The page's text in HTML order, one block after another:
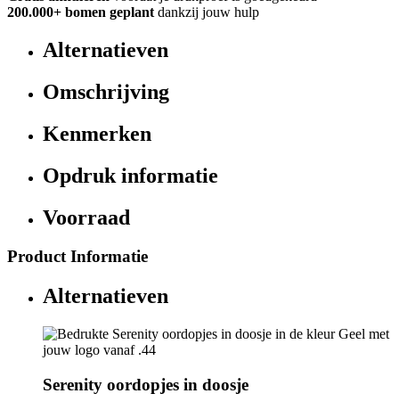
200.000+ bomen geplant dankzij jouw hulp
Alternatieven
Omschrijving
Kenmerken
Opdruk informatie
Voorraad
Product Informatie
Alternatieven
Serenity oordopjes in doosje